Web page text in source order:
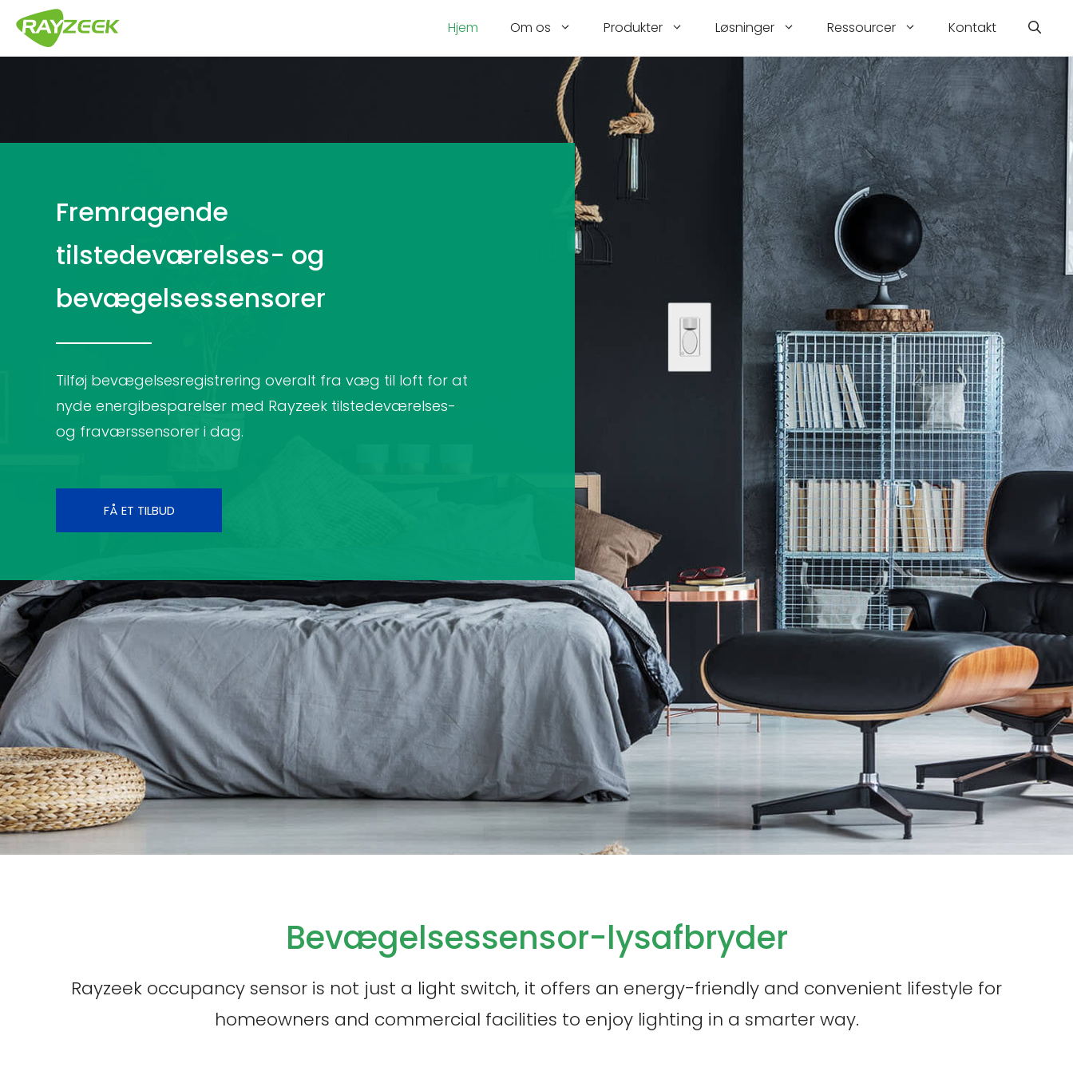
indhold
Hjem Om os Produkter Løsninger Ressourcer Kontakt
Fremragende
tilstedeværelses- og
bevægelsessensorer
Tilføj bevægelsesregistrering overalt fra væg til loft for at
nyde energibesparelser med Rayzeek tilstedeværelses-
og fraværssensorer i dag.
FÅ ET TILBUD
Bevægelsessensor-lysafbryder
Rayzeek occupancy sensor is not just a light switch, it offers an energy-friendly and convenient lifestyle for
homeowners and commercial facilities to enjoy lighting in a smarter way.